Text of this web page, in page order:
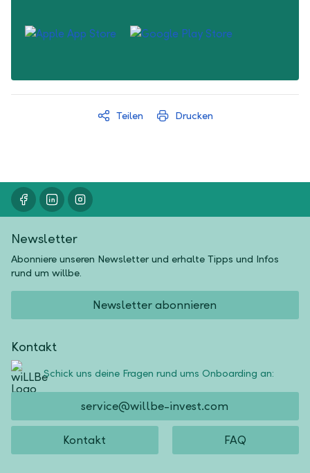
Teilen Drucken
Newsletter
Abonniere unseren Newsletter und erhalte Tipps und Infos
rund um willbe.
Newsletter abonnieren
Kontakt
Schick uns deine Fragen rund ums Onboarding an:
service@willbe-invest.com
Kontakt FAQ